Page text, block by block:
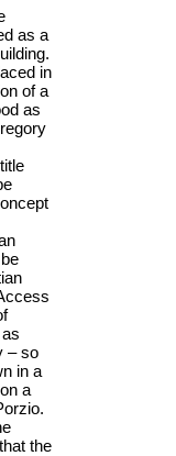
as a
in
of a
as
– so
in a
a
the